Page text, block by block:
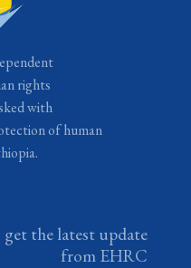
rights
with
of human
the latest update
from EHRC